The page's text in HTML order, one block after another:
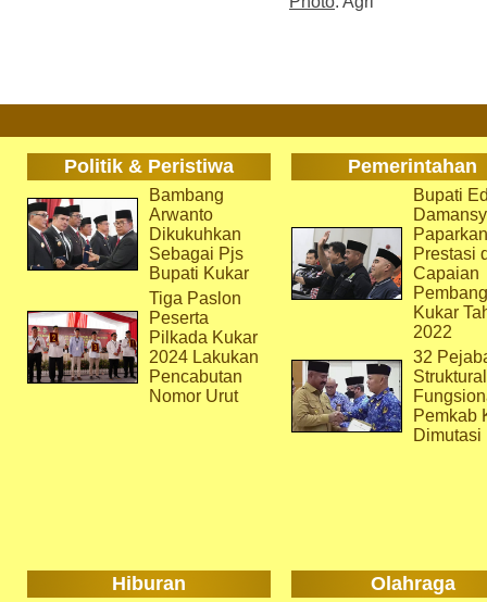
Politik & Peristiwa Pemerintahan
Bambang
Arwanto
Dikukuhkan
Sebagai Pjs
Bupati Kukar
Tiga Paslon
Peserta
Pilkada Kukar
2024 Lakukan
Pencabutan
Nomor Urut
Bupati
Paparkan
Prestasi
Capaian
Kukar
2022
32
Pemkab
Dimutasi
Hiburan Olahraga